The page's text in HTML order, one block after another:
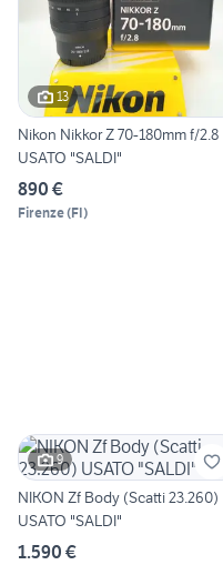
13
Nikon Nikkor Z 70-180mm f/2.8
USATO "SALDI"
890 €
Firenze(FI)
9
NIKON Zf Body (Scatti 23.260)
USATO "SALDI"
1.590 €